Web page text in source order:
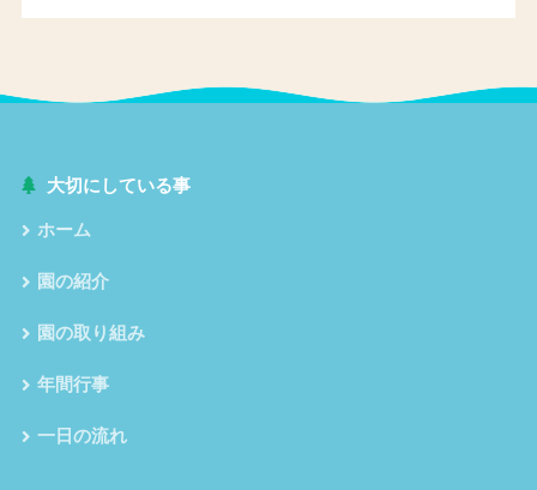
大切にしている事
ホーム
園の紹介
園の取り組み
年間行事
一日の流れ